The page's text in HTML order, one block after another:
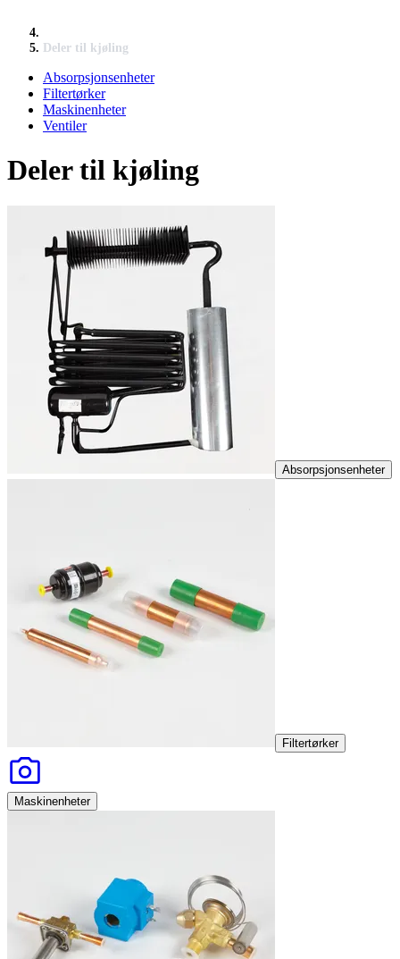
Deler til kjøling
Absorpsjonsenheter
Filtertørker
Maskinenheter
Ventiler
Deler til kjøling
Absorpsjonsenheter
Filtertørker
Maskinenheter